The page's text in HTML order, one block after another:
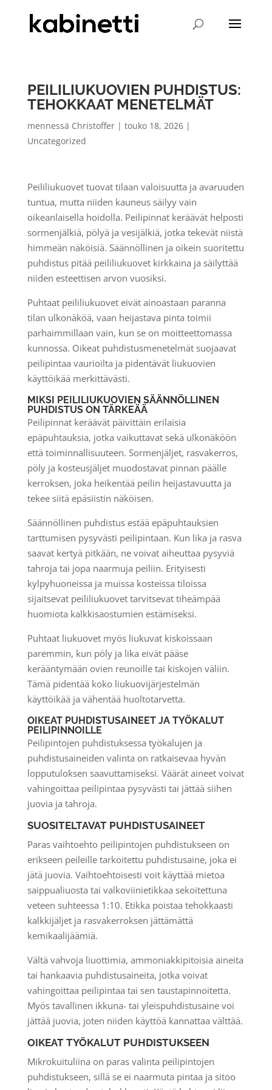
PEILILIUKUOVIEN PUHDISTUS:
TEHOKKAAT MENETELMÄT
mennessä Christoffer| touko 18, 2026|
Uncategorized
Peililiukuovet tuovat tilaan valoisuutta ja avaruuden
tuntua, mutta niiden kauneus säilyy vain
oikeanlaisella hoidolla. Peilipinnat keräävät helposti
sormenjälkiä, pölyä ja vesijälkiä, jotka tekevät niistä
himmeän näköisiä. Säännöllinen ja oikein suoritettu
puhdistus pitää peililiukuovet kirkkaina ja säilyttää
niiden esteettisen arvon vuosiksi.
Puhtaat peililiukuovet eivät ainoastaan paranna
tilan ulkonäköä, vaan heijastava pinta toimii
parhaimmillaan vain, kun se on moitteettomassa
kunnossa. Oikeat puhdistusmenetelmät suojaavat
peilipintaa vaurioilta ja pidentävät liukuovien
käyttöikää merkittävästi.
MIKSI PEILILIUKUOVIEN SÄÄNNÖLLINEN
PUHDISTUS ON TÄRKEÄÄ
Peilipinnat keräävät päivittäin erilaisia
epäpuhtauksia, jotka vaikuttavat sekä ulkonäköön
että toiminnallisuuteen. Sormenjäljet, rasvakerros,
pöly ja kosteusjäljet muodostavat pinnan päälle
kerroksen, joka heikentää peilin heijastavuutta ja
tekee siitä epäsiistin näköisen.
Säännöllinen puhdistus estää epäpuhtauksien
tarttumisen pysyvästi peilipintaan. Kun lika ja rasva
saavat kertyä pitkään, ne voivat aiheuttaa pysyviä
tahroja tai jopa naarmuja peiliin. Erityisesti
kylpyhuoneissa ja muissa kosteissa tiloissa
sijaitsevat peililiukuovet tarvitsevat tiheämpää
huomiota kalkkisaostumien estämiseksi.
Puhtaat liukuovet myös liukuvat kiskoissaan
paremmin, kun pöly ja lika eivät pääse
kerääntymään ovien reunoille tai kiskojen väliin.
Tämä pidentää koko liukuovijärjestelmän
käyttöikää ja vähentää huoltotarvetta.
OIKEAT PUHDISTUSAINEET JA TYÖKALUT
PEILIPINNOILLE
Peilipintojen puhdistuksessa työkalujen ja
puhdistusaineiden valinta on ratkaisevaa hyvän
lopputuloksen saavuttamiseksi. Väärät aineet voivat
vahingoittaa peilipintaa pysyvästi tai jättää siihen
juovia ja tahroja.
SUOSITELTAVAT PUHDISTUSAINEET
Paras vaihtoehto peilipintojen puhdistukseen on
erikseen peileille tarkoitettu puhdistusaine, joka ei
jätä juovia. Vaihtoehtoisesti voit käyttää mietoa
saippualiuosta tai valkoviinietikkaa sekoitettuna
veteen suhteessa 1:10. Etikka poistaa tehokkaasti
kalkkijäljet ja rasvakerroksen jättämättä
kemikaalijäämiä.
Vältä vahvoja liuottimia, ammoniakkipitoisia aineita
tai hankaavia puhdistusaineita, jotka voivat
vahingoittaa peilipintaa tai sen taustapinnoitetta.
Myös tavallinen ikkuna- tai yleispuhdistusaine voi
jättää juovia, joten niiden käyttöä kannattaa välttää.
OIKEAT TYÖKALUT PUHDISTUKSEEN
Mikrokuituliina on paras valinta peilipintojen
puhdistukseen, sillä se ei naarmuta pintaa ja sitoo